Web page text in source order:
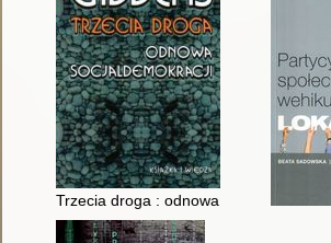
Trzecia droga : odnowa socjaldemokracji